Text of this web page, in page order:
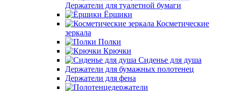
Держатели для туалетной бумаги
Ёршики
Косметические
зеркала
Полки
Крючки
Сиденье для душа
Держатели для бумажных полотенец
Держатели для фена